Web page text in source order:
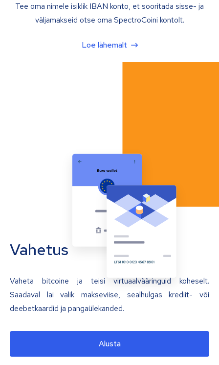
Tee oma nimele isiklik IBAN konto, et sooritada sisse- ja
väljamakseid otse oma SpectroCoini kontolt.
Loe lähemalt
Vahetus
Vaheta bitcoine ja teisi virtuaalvääringuid koheselt.
Saadaval lai valik makseviise, sealhulgas krediit- või
deebetkaardid ja pangaülekanded.
Alusta